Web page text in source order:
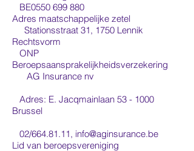
BE0550 699 880
Adres maatschappelijke zetel
Stationsstraat 31, 1750 Lennik
Rechtsvorm
ONP
Beroepsaansprakelijkheidsverzekering
AG Insurance nv
Adres: E. Jacqmainlaan 53 - 1000
Brussel
02/664.81.11, info@aginsurance.be
Lid van beroepsvereniging